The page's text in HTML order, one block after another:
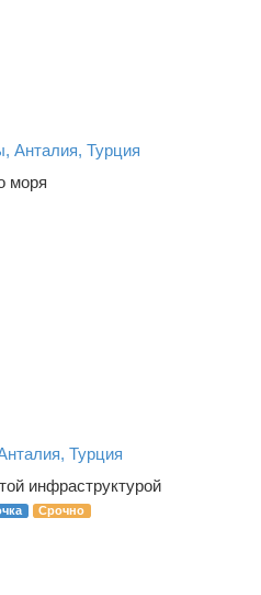
Анталия, Турция
моря
Турция
инфраструктурой
Срочно